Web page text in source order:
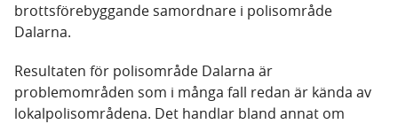
brottsförebyggande samordnare i polisområde
Dalarna.
Resultaten för polisområde Dalarna är
problemområden som i många fall redan är kända av
lokalpolisområdena. Det handlar bland annat om